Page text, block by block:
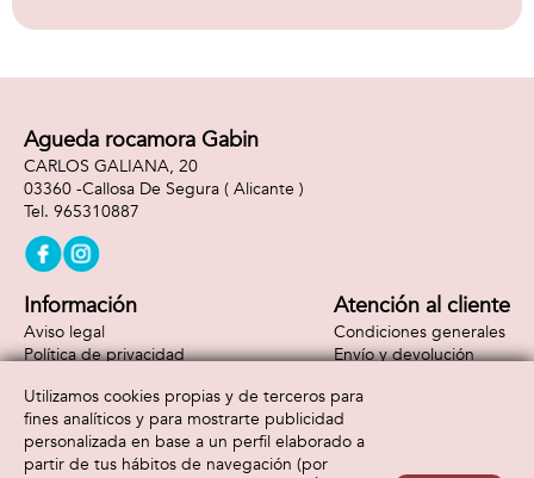
Agueda rocamora Gabin
CARLOS GALIANA, 20
03360 -Callosa De Segura ( Alicante )
965310887
Información
Aviso legal
Política de privacidad
Atención al cliente
Condiciones generales
Envío y devolución
Formas de pago
Utilizamos cookies propias y de terceros para
fines analíticos y para mostrarte publicidad
personalizada en base a un perfil elaborado a
partir de tus hábitos de navegación (por